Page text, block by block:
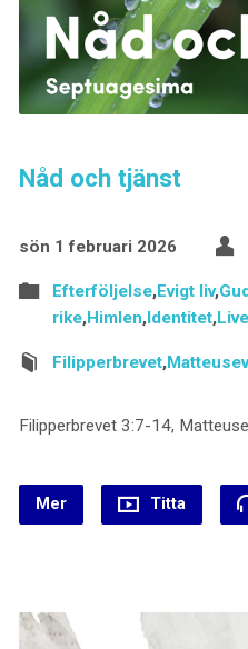
Nåd och tjänst
sön 1 februari 2026
Efterföljelse,Evigt liv,
rike,Himlen,Identitet,
Filipperbrevet,
Filipperbrevet 3:7-14,
Mer Titta